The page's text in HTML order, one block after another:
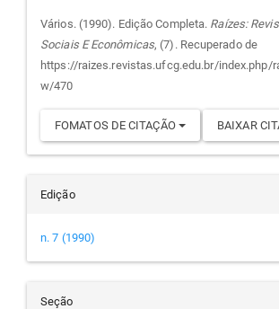
do
artigo
Vários. (1990). Edição Completa. Raízes:
Sociais E Econômicas, (7). Recuperado de
https://raizes.revistas.ufcg.edu.br/index.php/
w/470
FOMATOS DE CITAÇÃO BAIXAR
Edição
n. 7 (1990)
Seção